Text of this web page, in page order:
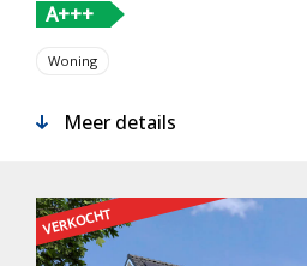
A+++
Woning
Meer details
VERKOCHT